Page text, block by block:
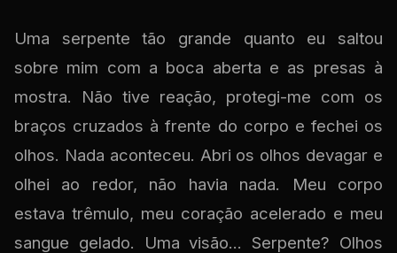
Uma serpente tão grande quanto eu saltou
sobre mim com a boca aberta e as presas à
mostra. Não tive reação, protegi-me com os
braços cruzados à frente do corpo e fechei os
olhos. Nada aconteceu. Abri os olhos devagar e
olhei ao redor, não havia nada. Meu corpo
estava trêmulo, meu coração acelerado e meu
sangue gelado. Uma visão... Serpente? Olhos